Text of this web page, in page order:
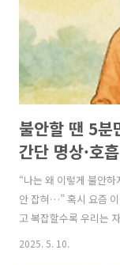
林浴,..
불안할 땐 5분
간단 명상·호
법, 자존감 수
“나는 왜 이렇게 불안
안 잡혀…” 혹시 요즘
고 복잡할수록 우리는
정하며 현재의 나를 부
2025. 5. 10.